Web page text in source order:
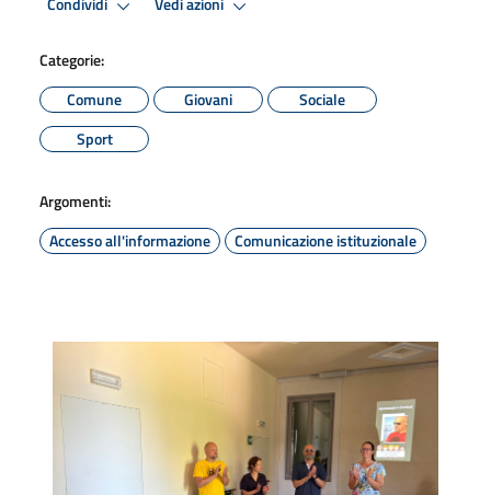
Categorie:
Comune
Giovani
Sociale
Sport
Argomenti:
Accesso all'informazione
Comunicazione istituzionale